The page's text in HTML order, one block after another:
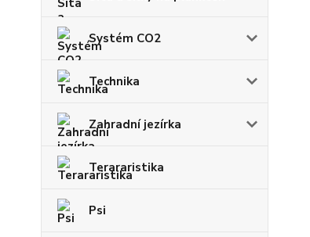
Systém CO2
Technika
Zahradní jezírka
Terararistika
Psi